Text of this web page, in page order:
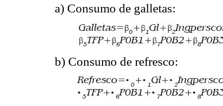
a) Consumo de galletas:
b) Consumo de refresco: